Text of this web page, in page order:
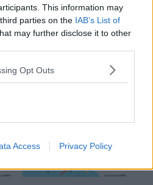
This information may
parties on the IAB’s List of
may further disclose it to other
Opt Outs
Access Privacy Policy